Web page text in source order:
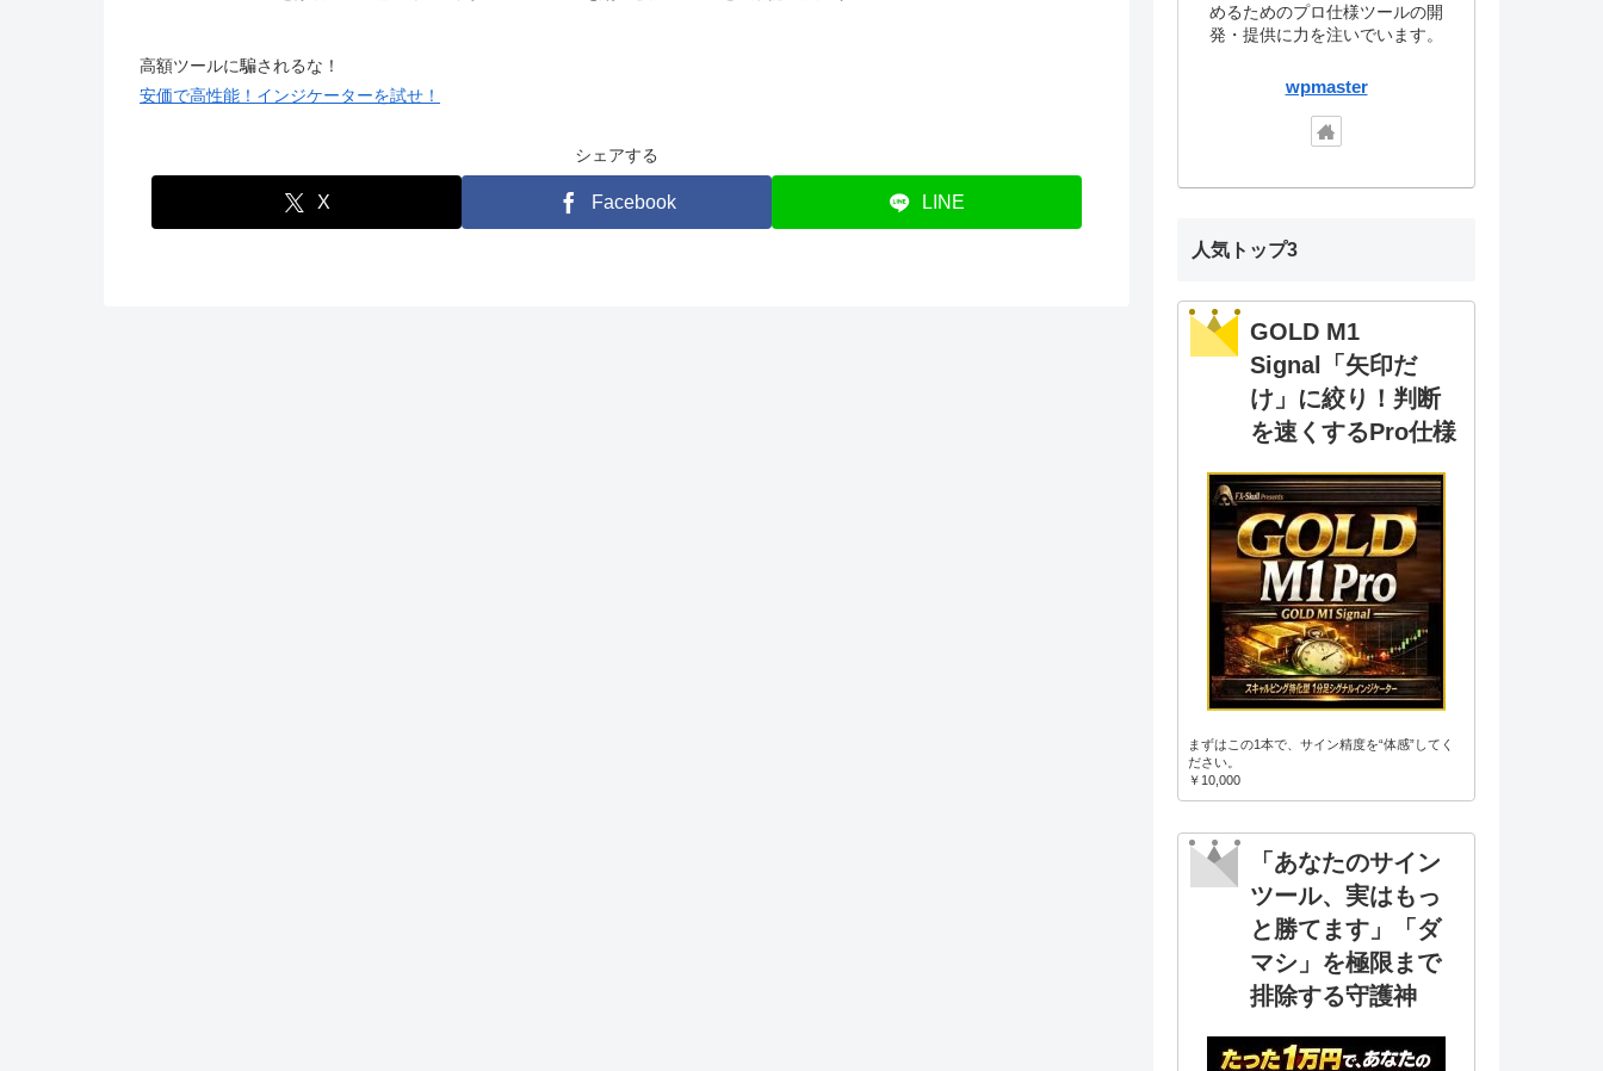
高額ツールに騙されるな！
安価で高性能！インジケーターを試せ！
シェアする
X Facebook LINE
めるためのプロ仕様ツールの開
発・提供に力を注いでいます。
wpmaster
人気トップ3
GOLD M1
Signal「矢印だ
け」に絞り！判断
を速くするPro仕様
まずはこの1本で、サイン精度を“体感”してく
ださい。
￥10,000
「あなたのサイン
ツール、実はもっ
と勝てます」「ダ
マシ」を極限まで
排除する守護神